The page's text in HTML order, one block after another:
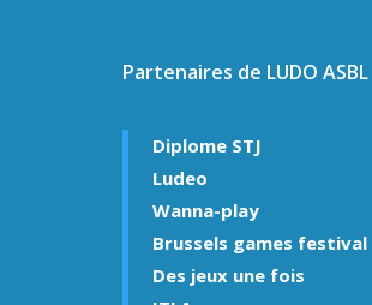
Partenaires de LUDO ASBL
Diplome STJ
Ludeo
Wanna-play
Brussels games festival
Des jeux une fois